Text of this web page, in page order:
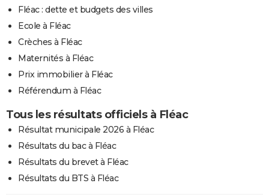
Fléac : dette et budgets des villes
Ecole à Fléac
Crèches à Fléac
Maternités à Fléac
Prix immobilier à Fléac
Référendum à Fléac
Tous les résultats officiels à Fléac
Résultat municipale 2026 à Fléac
Résultats du bac à Fléac
Résultats du brevet à Fléac
Résultats du BTS à Fléac